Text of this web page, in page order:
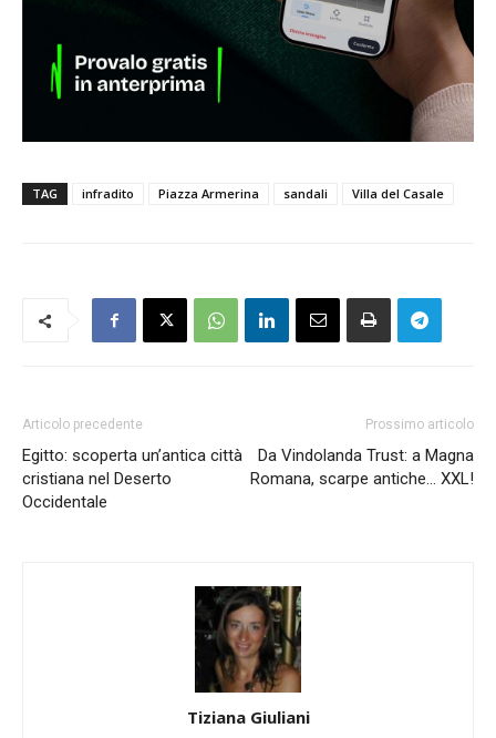
TAG infradito Piazza Armerina sandali Villa del Casale
Articolo precedente
Egitto: scoperta un’antica città
cristiana nel Deserto
Occidentale
Prossimo articolo
Da Vindolanda Trust: a Magna
Romana, scarpe antiche… XXL!
Tiziana Giuliani